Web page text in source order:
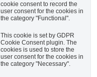
cookie consent to record the
user consent for the cookies in
the category "Functional".
This cookie is set by GDPR
Cookie Consent plugin. The
cookies is used to store the
user consent for the cookies in
the category "Necessary".